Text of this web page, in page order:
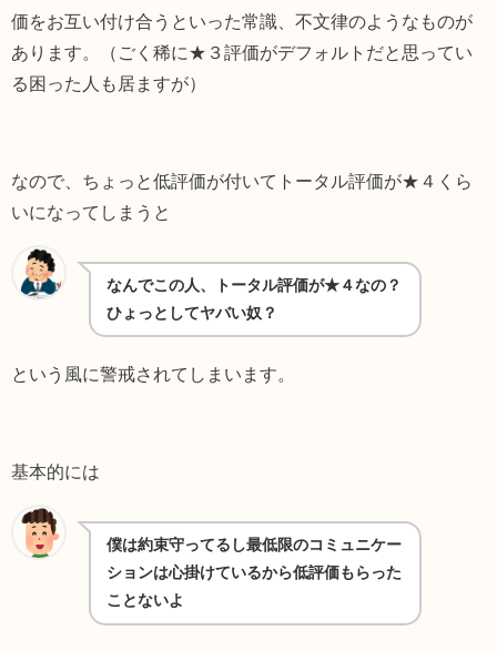
価をお互い付け合うといった常識、不文律のようなものが
あります。（ごく稀に★３評価がデフォルトだと思ってい
る困った人も居ますが）
なので、ちょっと低評価が付いてトータル評価が★４くら
いになってしまうと
なんでこの人、トータル評価が★４なの？
ひょっとしてヤバい奴？
という風に警戒されてしまいます。
基本的には
僕は約束守ってるし最低限のコミュニケー
ションは心掛けているから低評価もらった
ことないよ